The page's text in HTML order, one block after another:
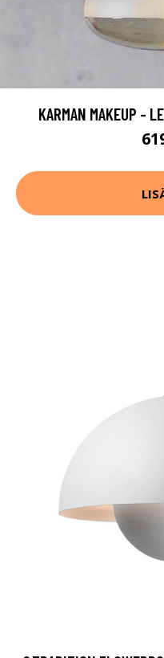
KARMAN MAKEUP -